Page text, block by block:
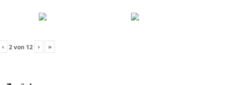
‹ 2von 12 › »